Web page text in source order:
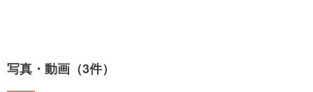
写真・動画（3件）